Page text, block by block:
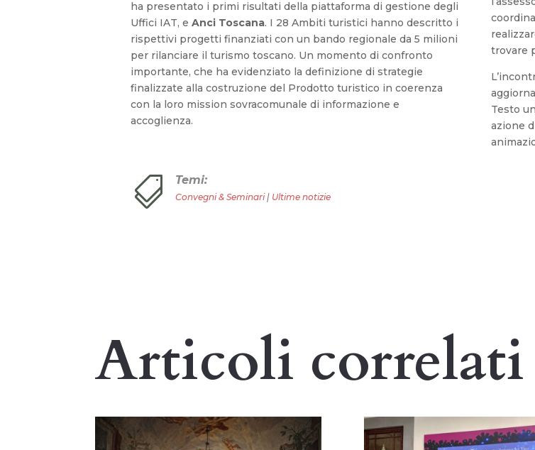
ha presentato i primi risultati della piattaforma di gestione degli
Uffici IAT, eAnci Toscana. I 28 Ambiti turistici hanno descritto i
rispettivi progetti finanziati con un bando regionale da 5 milioni
per rilanciare il turismo toscano. Un momento di confronto
importante, che ha evidenziato la definizione di strategie
finalizzate alla costruzione del Prodotto turistico in coerenza
con la loro mission sovracomunale di informazione e
accoglienza.
trovare
Testo
azione
 Temi:
Convegni & Seminari| Ultime notizie
Articoli correlati